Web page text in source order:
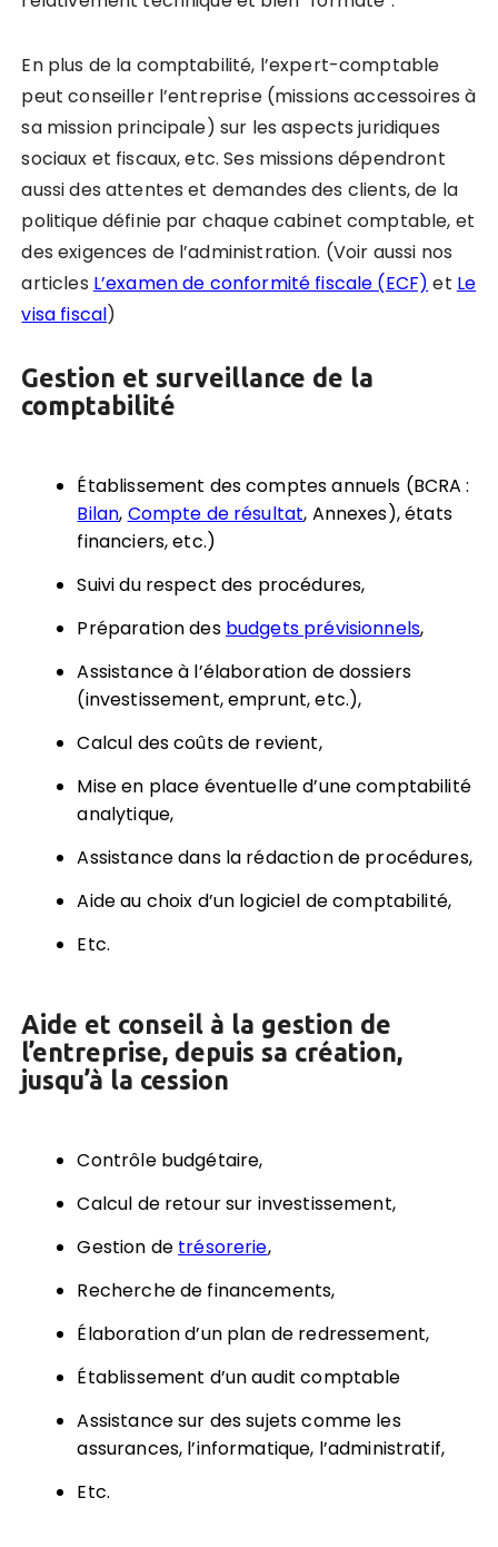
En plus de la comptabilité, l’expert-comptable
peut conseiller l’entreprise (missions accessoires à
sa mission principale) sur les aspects juridiques
sociaux et fiscaux, etc. Ses missions dépendront
aussi des attentes et demandes des clients, de la
politique définie par chaque cabinet comptable, et
des exigences de l’administration. (Voir aussi nos
articles L’examen de conformité fiscale (ECF) et Le
visa fiscal)
Gestion et surveillance de la
comptabilité
Établissement des comptes annuels (BCRA :
Bilan, Compte de résultat, Annexes),états
financiers, etc.)
Suivi du respect des procédures,
Préparation des budgets prévisionnels,
Assistance à l’élaboration de dossiers
(investissement, emprunt, etc.),
Calcul des coûts de revient,
Mise en place éventuelle d’une comptabilité
analytique,
Assistance dans la rédaction de procédures,
Aide au choix d’un logiciel de comptabilité,
Etc.
Aide et conseil à la gestion de
l’entreprise, depuis sa création,
jusqu’à la cession
Contrôle budgétaire,
Calcul de retour sur investissement,
Gestion de trésorerie,
Recherche de financements,
Élaboration d’un plan de redressement,
Établissement d’un audit comptable
Assistance sur des sujets comme les
assurances, l’informatique, l’administratif,
Etc.